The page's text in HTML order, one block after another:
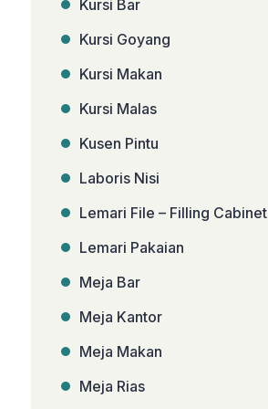
Kursi Bar
Kursi Goyang
Kursi Makan
Kursi Malas
Kusen Pintu
Laboris Nisi
Lemari File – Filling Cabinet
Lemari Pakaian
Meja Bar
Meja Kantor
Meja Makan
Meja Rias